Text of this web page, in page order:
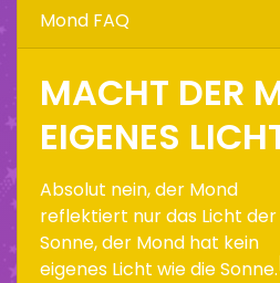
Mond FAQ
MACHT DER
EIGENES
Absolut nein, der Mond
reflektiert nur das Licht der
Sonne, der Mond hat kein
eigenes Licht wie die Sonne.